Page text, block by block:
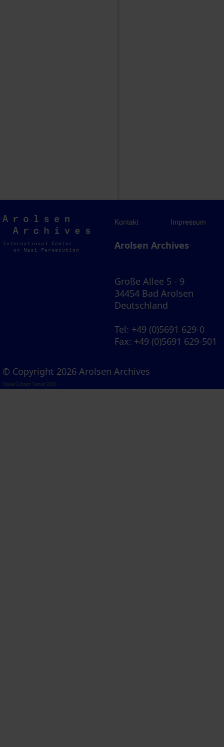
Arolsen
Archives
Kontakt Impressum
Arolsen Archives
Große Allee 5 - 9
34454 Bad Arolsen
Deutschland
Tel: +49 (0)5691 629-0
Fax: +49 (0)5691 629-501
© Copyright 2026 Arolsen Archives
Visual Library Server 2026